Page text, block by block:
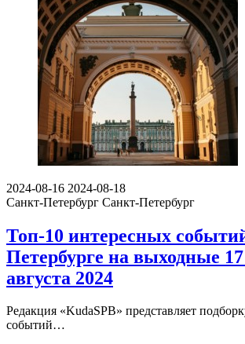
2024-08-16 2024-08-18
Санкт-Петербург Санкт-Петербург
Топ-10 интересных
Петербурге на выходные
августа 2024
Редакция «KudaSPB» представляет
событий…